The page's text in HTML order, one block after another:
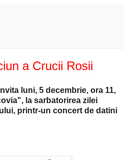
a Crucii Rosii
luni, 5 decembrie, ora 11,
la sarbatorirea zilei
printr-un concert de datini